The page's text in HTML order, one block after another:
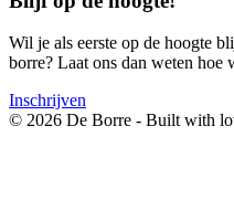
Wil je als eerste op de hoogte
borre? Laat ons dan weten hoe
Inschrijven
© 2026 De Borre - Built with